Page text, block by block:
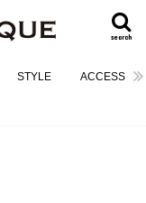
search
STYLE ACCESS